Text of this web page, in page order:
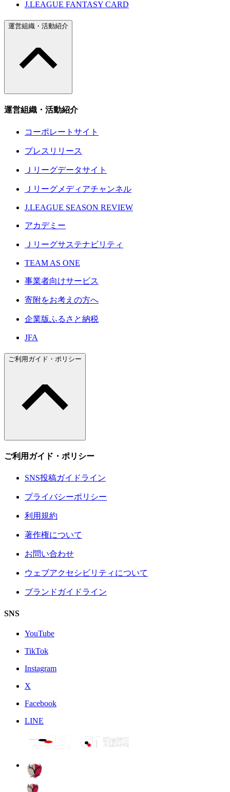
J.LEAGUE FANTASY CARD
運営組織・活動紹介
運営組織・活動紹介
コーポレートサイト
プレスリリース
Ｊリーグデータサイト
Ｊリーグメディアチャンネル
J.LEAGUE SEASON REVIEW
アカデミー
Ｊリーグサステナビリティ
TEAM AS ONE
事業者向けサービス
寄附をお考えの方へ
企業版ふるさと納税
JFA
ご利用ガイド・ポリシー
ご利用ガイド・ポリシー
SNS投稿ガイドライン
プライバシーポリシー
利用規約
著作権について
お問い合わせ
ウェブアクセシビリティについて
ブランドガイドライン
SNS
YouTube
TikTok
Instagram
X
Facebook
LINE